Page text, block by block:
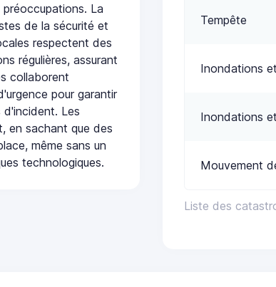
La
de la sécurité et
respectent des
régulières, assurant
collaborent
pour garantir
Les
en sachant que des
même sans un
technologiques.
Liste des
Tempête
Inondations
Inondations
Mouvement